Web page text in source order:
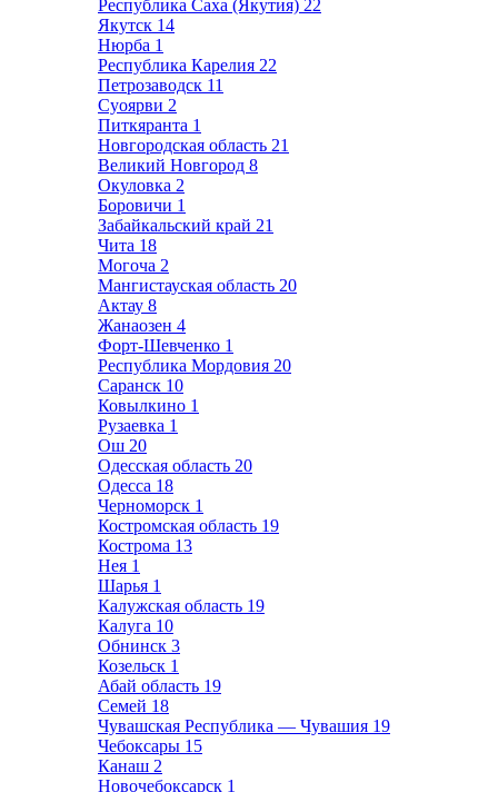
Республика Саха (Якутия) 22
Якутск 14
Нюрба 1
Республика Карелия 22
Петрозаводск 11
Суоярви 2
Питкяранта 1
Новгородская область 21
Великий Новгород 8
Окуловка 2
Боровичи 1
Забайкальский край 21
Чита 18
Могоча 2
Мангистауская область 20
Актау 8
Жанаозен 4
Форт-Шевченко 1
Республика Мордовия 20
Саранск 10
Ковылкино 1
Рузаевка 1
Ош 20
Одесская область 20
Одесса 18
Черноморск 1
Костромская область 19
Кострома 13
Нея 1
Шарья 1
Калужская область 19
Калуга 10
Обнинск 3
Козельск 1
Абай область 19
Семей 18
Чувашская Республика — Чувашия 19
Чебоксары 15
Канаш 2
Новочебоксарск 1